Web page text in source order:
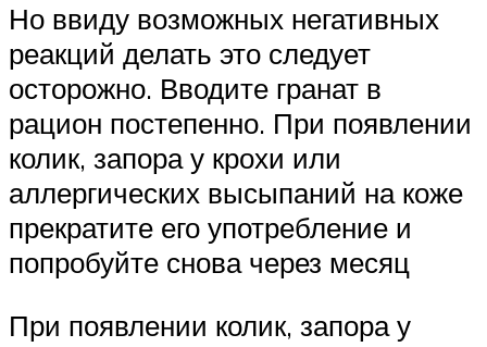
Но ввиду возможных негативных
реакций делать это следует
осторожно. Вводите гранат в
рацион постепенно. При появлении
колик, запора у крохи или
аллергических высыпаний на коже
прекратите его употребление и
попробуйте снова через месяц
При появлении колик, запора у